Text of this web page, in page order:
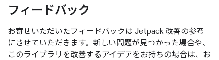
フィードバック
お寄せいただいたフィードバックは Jetpack 改善の参考
にさせていただきます。新しい問題が見つかった場合や、
このライブラリを改善するアイデアをお持ちの場合は、お